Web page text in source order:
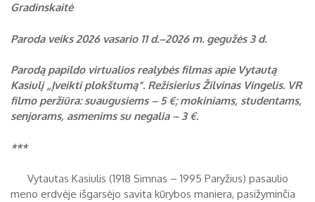
Gradinskaitė
Paroda veiks 2026 vasario 11 d.–2026 m. gegužės 3 d.
Parodą papildo virtualios realybės filmas apie Vytautą
Kasiulį „Įveikti plokštumą“. Režisierius Žilvinas Vingelis. VR
filmo peržiūra: suaugusiems – 5 €;mokiniams, studentams,
senjorams, asmenims su negalia – 3 €.
***
Vytautas Kasiulis (1918 Simnas – 1995 Paryžius) pasaulio
meno erdvėje išgarsėjo savita kūrybos maniera, pasižyminčia